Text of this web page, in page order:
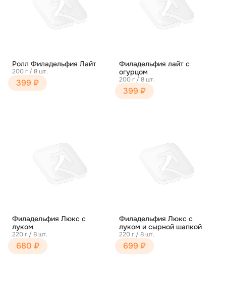
Ролл Филадельфия Лайт
200 г / 8 шт.
399 ₽
Филадельфия лайт с
огурцом
200 г / 8 шт.
399 ₽
Филадельфия Люкс с
луком
220 г / 8 шт.
680 ₽
Филадельфия Люкс с
луком и сырной шапкой
220 г / 8 шт.
699 ₽